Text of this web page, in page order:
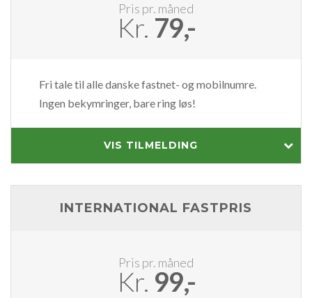
Pris pr. måned
Kr. 79,-
Fri tale til alle danske fastnet- og mobilnumre.
Ingen bekymringer, bare ring løs!
VIS TILMELDING
INTERNATIONAL FASTPRIS
Pris pr. måned
Kr. 99,-